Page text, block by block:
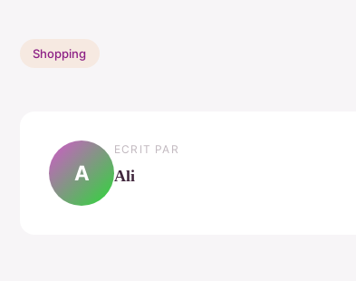
Shopping
A
ECRIT PAR
Ali